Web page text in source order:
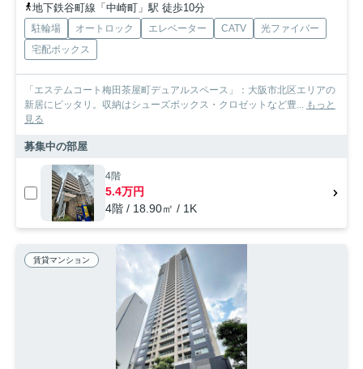
地下鉄谷町線「中崎町」駅 徒歩10分
駐輪場 オートロック エレベーター CATV
光ファイバー
宅配ボックス
「エステムコート梅田茶屋町デュアルスペース」：大阪市北区エリアの
新居にピッタリ。収納はシューズボックス・クロゼットなど豊... もっと
見る
募集中の部屋
4階
5.4万円
4階 / 18.90㎡ / 1K
賃貸マンション